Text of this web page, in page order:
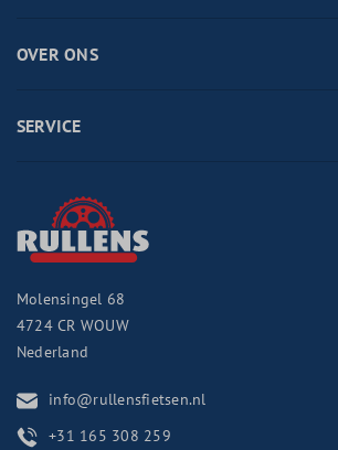
OVER ONS
SERVICE
Molensingel 68
4724 CR WOUW
Nederland
info@rullensfietsen.nl
+31 165 308 259